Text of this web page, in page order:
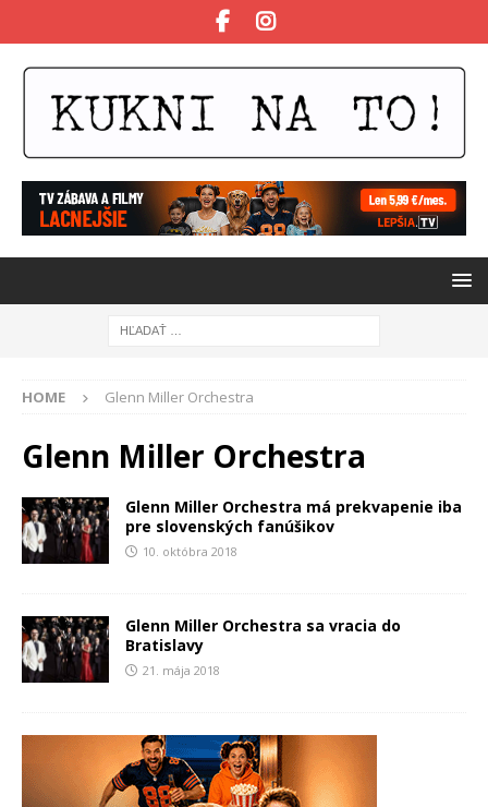
HOME Glenn Miller Orchestra
Glenn Miller Orchestra
Glenn Miller Orchestra má prekvapenie iba
pre slovenských fanúšikov
10. októbra 2018
Glenn Miller Orchestra sa vracia do
Bratislavy
21. mája 2018